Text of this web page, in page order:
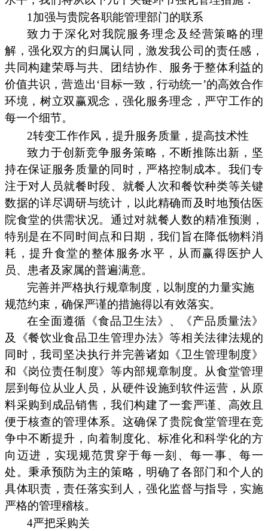
1加强与贵院各职能管理部门的联系
致力于深化对我院服务理念及经营策略的理
解，强化双方的归属认同，激发我公司的责任感，
共同构建荣辱与共、团结协作、服务于整体利益的
价值共识，营造出‘目标一致，行动统一’的高效合作
环境，树立双赢观念，强化服务理念，严守工作的
每一个细节。
2转变工作作风，提升服务质量，提高技术性
致力于创新竞争服务策略，不断推陈出新，坚
持在保证服务质量的同时，严格控制成本。我们专
注于对人员就餐时段、就餐人次和餐饮种类等关键
数据的详尽调研与统计，以此精确而及时地预估医
院食堂的供需状况。通过对就餐人数的精准预测，
特别是在不同时间点和日期，我们旨在降低物料消
耗，提升食堂的整体服务水平，从而赢得医护人
员、患者及家属的普遍满意。
完善并严格执行规章制度，以制度的力量实施
规范约束，确保严谨的措施得以有效落实。
在全面遵循《食品卫生法》、《产品质量法》
及《餐饮业食品卫生管理办法》等相关法律法规的
同时，我司坚决执行并完善诸如《卫生管理制度》
和《岗位责任制度》等内部规章制度。从食堂管理
层到每位从业人员，从硬件设施到软件运营，从原
料采购到成品销售，我们构建了一套严谨、高效且
便于核查的管理体系。这确保了贵院食堂管理在竞
争中不断提升，向着制度化、标准化和科学化的方
向迈进，实现规范贯穿于每一刻、每一事、每一
处。秉承预防为主的策略，明确了各部门和个人的
具体职责，责任落实到人，强化监督与指导，实施
严格的管理稽核。
4严把采购关